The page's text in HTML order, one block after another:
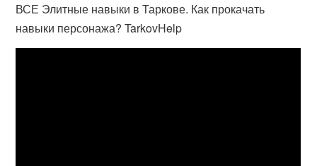
ВСЕ Элитные навыки в Таркове. Как прокачать
навыки персонажа? TarkovHelp